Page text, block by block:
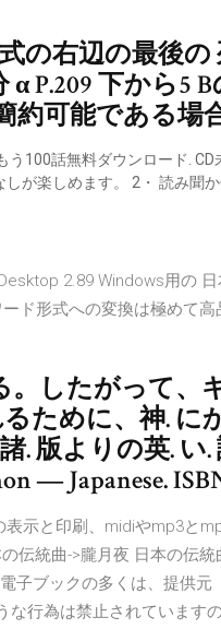
の右辺の最後の
P.209 下から5
可能である場
う100話無料ダウンロード.
が楽しめます。 2・ 読み聞
2.89 Windows用の
ード形式への変換は極めて
。したがって、
ために、神. に
. 版よりの英. い.
― Japanese.
示と印刷、midiやmp3と
伝統曲->朧月夜 日本の伝
子ブックの多くは、提供
な行為は禁止されています